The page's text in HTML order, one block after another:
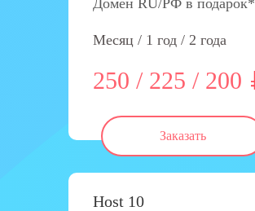
Домен RU/РФ в подарок*
Месяц / 1 год / 2 года
250 / 225 / 200
Заказать
Host 10